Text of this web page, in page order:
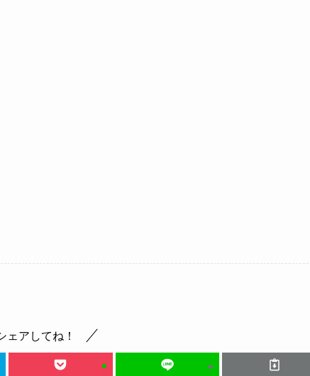
ェアしてね！